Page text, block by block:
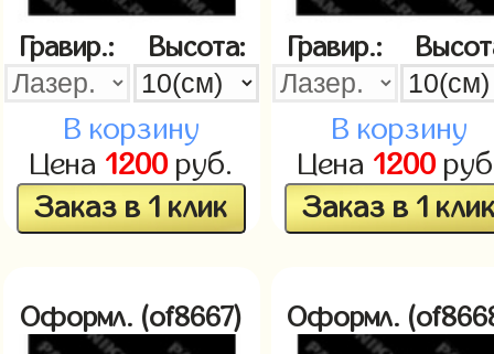
Гравир.: Высота:
В корзину
Цена 1200руб.
Заказ в 1 клик
Гравир.:
В корзину
Цена 1200
Заказ в 1
Оформл. (of8667) Оформл.